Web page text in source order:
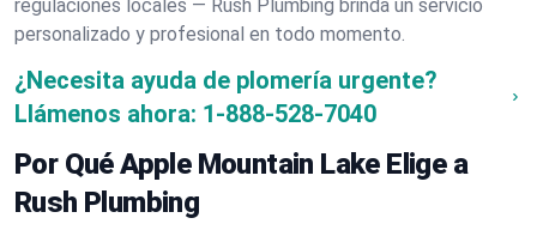
regulaciones locales — Rush Plumbing brinda un servicio
personalizado y profesional en todo momento.
¿Necesita ayuda de plomería urgente?
Llámenos ahora: 1-888-528-7040
Por Qué Apple Mountain Lake Elige a
Rush Plumbing